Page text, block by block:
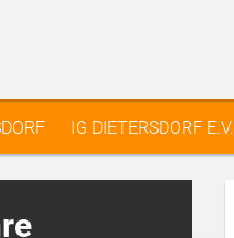
IG DIETERSDORF E.V.